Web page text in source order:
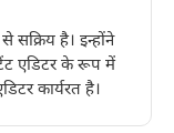
सक्रिय है। इन्होंने
एडिटर के रूप में
कार्यरत है।